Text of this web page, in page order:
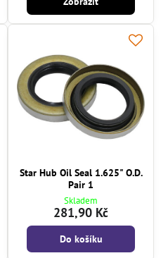
Star Hub Oil Seal 1.625" O.D.
Pair 1
Skladem
281,90 Kč
Do košíku